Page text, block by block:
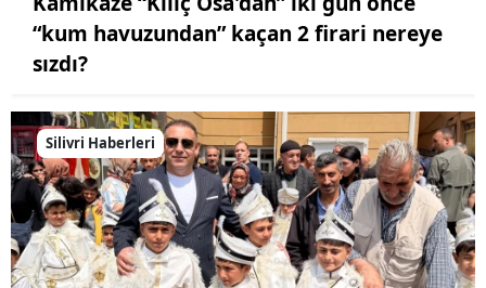
“kum havuzundan” kaçan 2 firari nereye
sızdı?
Silivri Haberleri